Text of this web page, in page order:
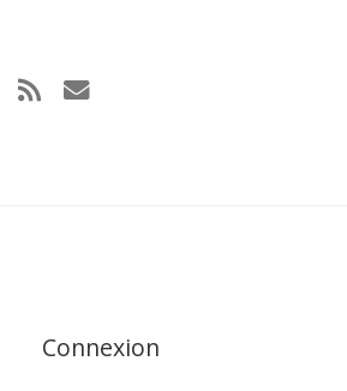
Connexion